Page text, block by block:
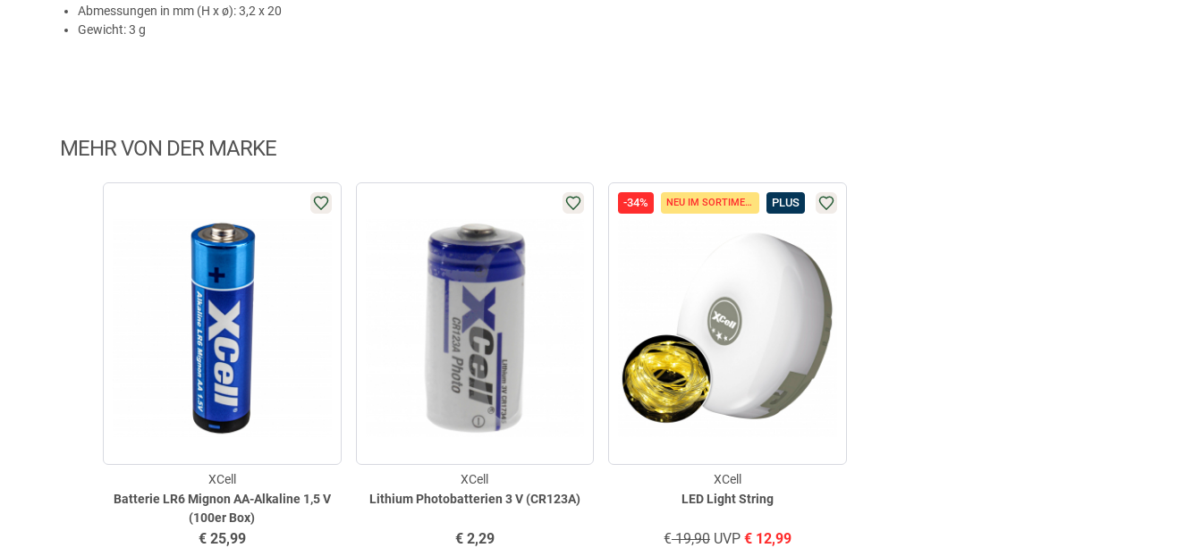
Abmessungen in mm (H x ø): 3,2 x 20
Gewicht: 3 g
MEHR VON DER MARKE
Batterie LR6 Mignon AA-Alkaline 1,5 V
(100er Box)
XCell
€25,99
Lithium Photobatterien 3 V (CR123A)
XCell
€2,29
-34% NEU IM SORTIMENT PLUS
LED Light String
XCell
€19,90UVP €12,99